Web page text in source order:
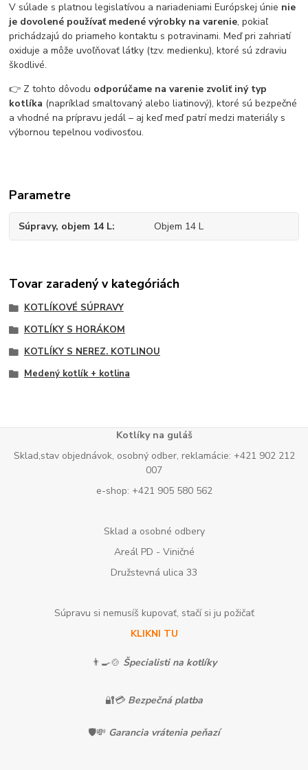
V súlade s platnou legislatívou a nariadeniami Európskej únie nie
je dovolené používať medené výrobky na varenie, pokiaľ
prichádzajú do priameho kontaktu s potravinami. Meď pri zahriatí
oxiduje a môže uvoľňovať látky (tzv. medienku), ktoré sú zdraviu
škodlivé.
👉 Z tohto dôvodu odporúčame na varenie zvoliť iný typ
kotlíka (napríklad smaltovaný alebo liatinový), ktoré sú bezpečné
a vhodné na prípravu jedál – aj keď meď patrí medzi materiály s
výbornou tepelnou vodivosťou.
Parametre
Súpravy, objem 14 L Objem 14 L
Tovar zaradený v kategóriách
KOTLÍKOVÉ SÚPRAVY
KOTLÍKY S HORÁKOM
KOTLÍKY S NEREZ. KOTLINOU
Medený kotlík + kotlina
Kotlíky na guláš
Sklad,stav objednávok, osobný odber, reklamácie: +421 902 212
007
e-shop: +421 905 580 562
Sklad a osobné odbery
Areál PD - Viničné
Družstevná ulica 33
Súpravu si nemusíš kupovať, stačí si ju požičať
KLIKNI TU
👨‍🍳🍲 Špecialisti na kotlíky
🔐💳 Bezpečná platba
🛡️💸 Garancia vrátenia peňazí